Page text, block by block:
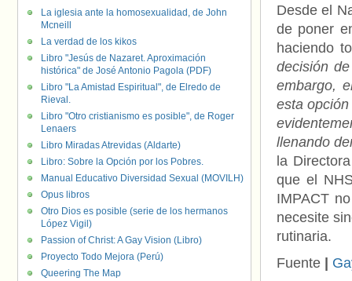
Desde el
de poner
haciendo
decisión
embargo,
esta
llenando
la
que el
IMPACT
necesite
rutinaria.
Fuente
La iglesia ante la homosexualidad, de John
Mcneill
La verdad de los kikos
Libro "Jesús de Nazaret. Aproximación
histórica" de José Antonio Pagola (PDF)
Libro "La Amistad Espiritual", de Elredo de
Rieval.
Libro "Otro cristianismo es posible", de Roger
Lenaers
Libro Miradas Atrevidas (Aldarte)
Libro: Sobre la Opción por los Pobres.
Manual Educativo Diversidad Sexual (MOVILH)
Opus libros
Otro Dios es posible (serie de los hermanos
López Vigil)
Passion of Christ: A Gay Vision (Libro)
Proyecto Todo Mejora (Perú)
Queering The Map